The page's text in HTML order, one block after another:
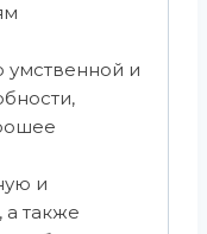
умственной и
и
также